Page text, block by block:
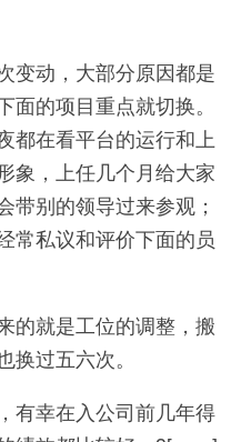
变动，大部分原因都是
的项目重点就切换。
都在看平台的运行和上
象，上任几个月给大家
带别的领导过来参观；
常私议和评价下面的员
的就是工位的调整，搬
过五六次。
有幸在入公司前几年得